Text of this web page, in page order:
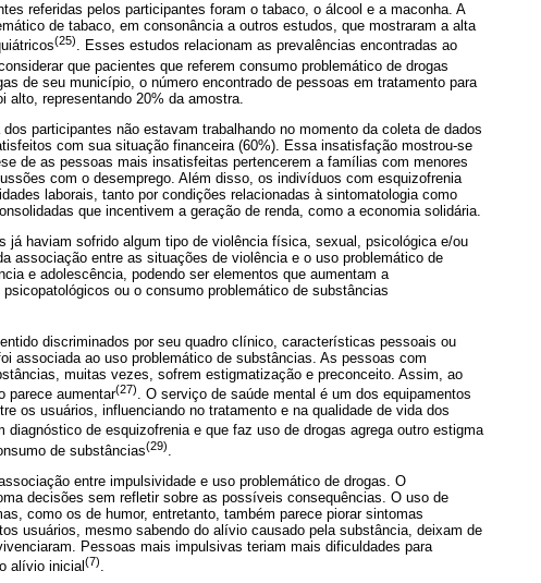
referidas pelos participantes foram o tabaco, o álcool e a maconha. A
de tabaco, em consonância a outros estudos, que mostraram a alta
(25). Esses estudos relacionam as prevalências encontradas ao
considerar que pacientes que referem consumo problemático de drogas
de seu município, o número encontrado de pessoas em tratamento para
representando 20% da amostra.
participantes não estavam trabalhando no momento da coleta de dados
com sua situação financeira (60%). Essa insatisfação mostrou-se
de as pessoas mais insatisfeitas pertencerem a famílias com menores
com o desemprego. Além disso, os indivíduos com esquizofrenia
laborais, tanto por condições relacionadas à sintomatologia como
que incentivem a geração de renda, como a economia solidária.
já haviam sofrido algum tipo de violência física, sexual, psicológica e/ou
associação entre as situações de violência e o uso problemático de
e adolescência, podendo ser elementos que aumentam a
ou o consumo problemático de substâncias
discriminados por seu quadro clínico, características pessoais ou
associada ao uso problemático de substâncias. As pessoas com
muitas vezes, sofrem estigmatização e preconceito. Assim, ao
parece aumentar(27)
. O serviço de saúde mental é um dos equipamentos
os usuários, influenciando no tratamento e na qualidade de vida dos
diagnóstico de esquizofrenia e que faz uso de drogas agrega outro estigma
de substâncias(29)
entre impulsividade e uso problemático de drogas. O
decisões sem refletir sobre as possíveis consequências. O uso de
como os de humor, entretanto, também parece piorar sintomas
usuários, mesmo sabendo do alívio causado pela substância, deixam de
Pessoas mais impulsivas teriam mais dificuldades para
alívio inicial(7).